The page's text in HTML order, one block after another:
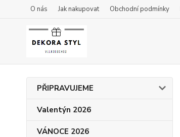
O nás Jak nakupovat Obchodní podmínky
PŘIPRAVUJEME
Valentýn 2026
VÁNOCE 2026